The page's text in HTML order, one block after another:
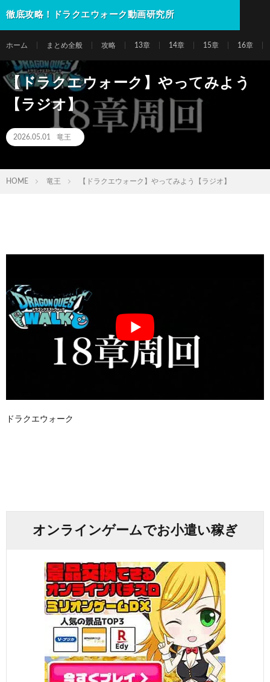
徹底攻略！ドラクエウォーク動画研究所
ホーム まとめ全般 攻略 13章 14章 15章 16章
【ドラクエウォーク】やってみよう
【ラジオ】
2026.05.01 竜王
HOME 竜王 【ドラクエウォーク】やってみよう【ラジオ】
ドラクエウォーク
オンラインゲームでお小遣い稼ぎ